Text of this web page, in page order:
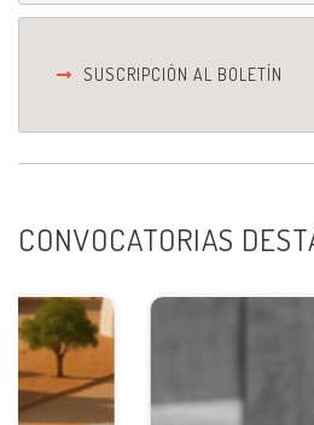
SUSCRIPCIÓN AL BOLETÍN
CONVOCATORIAS